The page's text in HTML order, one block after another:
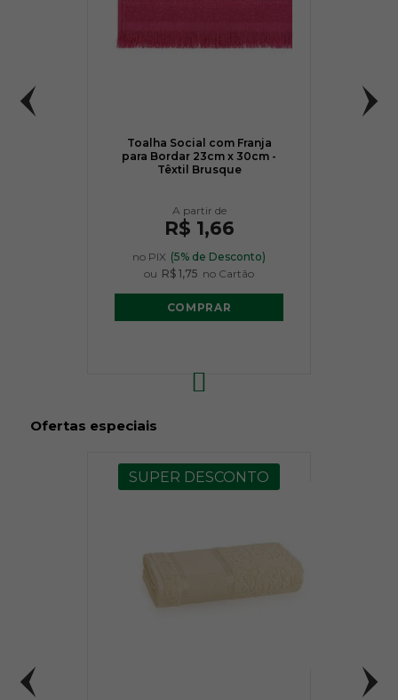
Toalha Social com Franja
para Bordar 23cm x 30cm -
Têxtil Brusque
R$ 1,66
no PIX (5% de Desconto)
ou R$ 1,75 no Cartão
COMPRAR
Ofertas especiais
SUPER DESCONTO